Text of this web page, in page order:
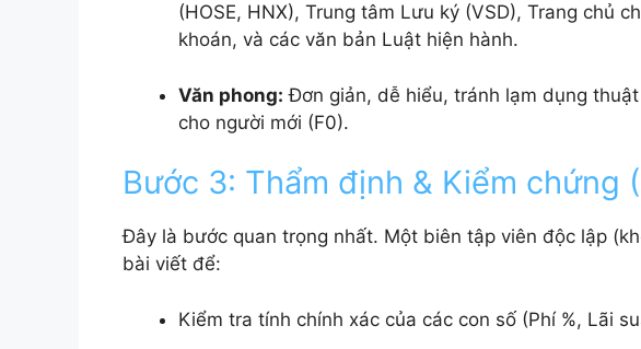
(HOSE, HNX), Trung tâm Lưu ký (VSD), Trang chủ
khoán, và các văn bản Luật hiện hành.
Văn phong: Đơn giản, dễ hiểu, tránh lạm dụng
cho người mới (F0).
Bước 3: Thẩm định & Kiểm chứng
Đây là bước quan trọng nhất. Một biên tập viên độc lập
bài viết để:
Kiểm tra tính chính xác của các con số (Phí %, Lãi